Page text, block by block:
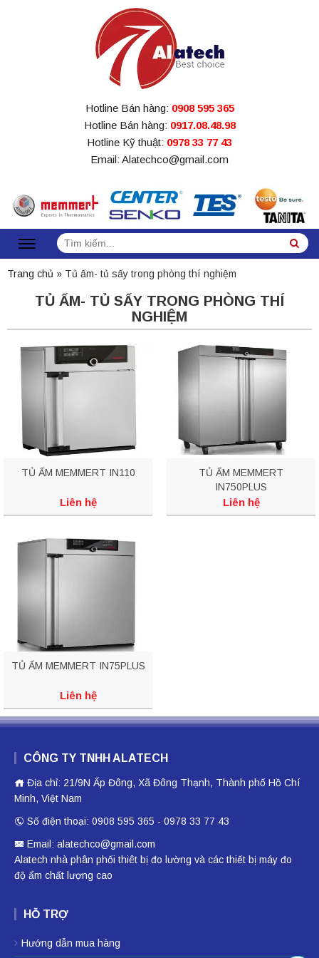
Hotline Bán hàng: 0908 595 365
Hotline Bán hàng: 0917.08.48.98
Hotline Kỹ thuật: 0978 33 77 43
Email: Alatechco@gmail.com
Tìm
kiếm:
Trang chủ » Tủ ấm- tủ sấy trong phòng thí nghiệm
TỦ ẤM- TỦ SẤY TRONG PHÒNG THÍ
NGHIỆM
TỦ ẤM MEMMERT IN110
Liên hệ
TỦ ẤM MEMMERT
IN750PLUS
Liên hệ
TỦ ẤM MEMMERT IN75PLUS
Liên hệ
CÔNG TY TNHH ALATECH
Địa chỉ: 21/9N Ấp Đông, Xã Đông Thạnh, Thành phố Hồ Chí
Minh, Việt Nam
Số điện thoại: 0908 595 365 - 0978 33 77 43
Email: alatechco@gmail.com
Alatech nhà phân phối thiêt bị đo lường và các thiết bị máy đo
độ ẩm chất lượng cao
HỖ TRỢ
Hướng dẫn mua hàng